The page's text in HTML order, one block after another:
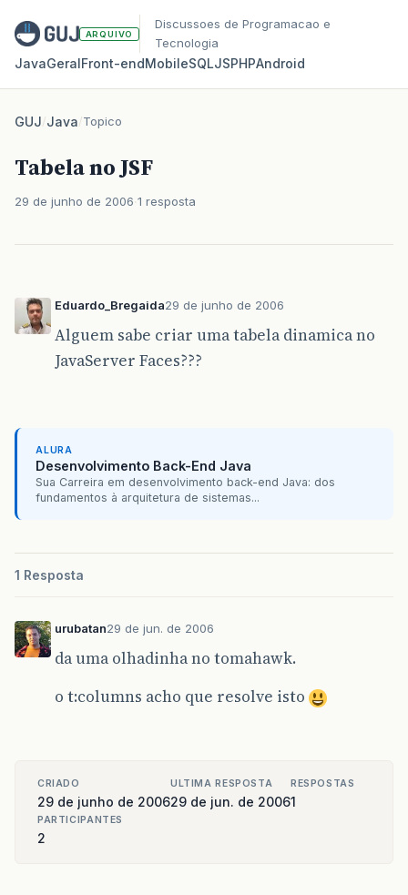
ARQUIVO
Discussoes de Programacao e
Tecnologia
JavaGeralFront‑endMobileSQLJSPHPAndroid
GUJ/Java/Topico
Tabela no JSF
29 de junho de 2006 1 resposta
Eduardo_Bregaida29 de junho de 2006
Alguem sabe criar uma tabela dinamica no
JavaServer Faces???
ALURA
Desenvolvimento Back-End Java
Sua Carreira em desenvolvimento back-end Java: dos
fundamentos à arquitetura de sistemas...
1 Resposta
urubatan29 de jun. de 2006
da uma olhadinha no tomahawk.
o t:columns acho que resolve isto
CRIADO
29 de junho de 2006
ULTIMA RESPOSTA
29 de jun. de 2006
RESPOSTAS
1
PARTICIPANTES
2